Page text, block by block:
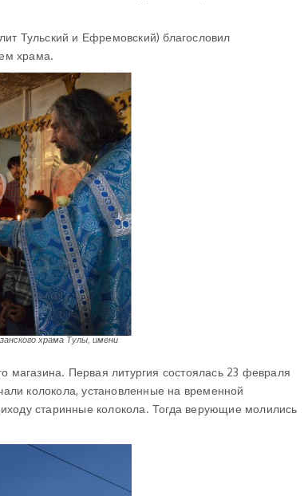
Тульский и Ефремовский) благословил
храма.
храма Тулы, имени
Первая литургия состоялась 23 февраля
колокола, установленные на временной
старинные колокола. Тогда верующие молились